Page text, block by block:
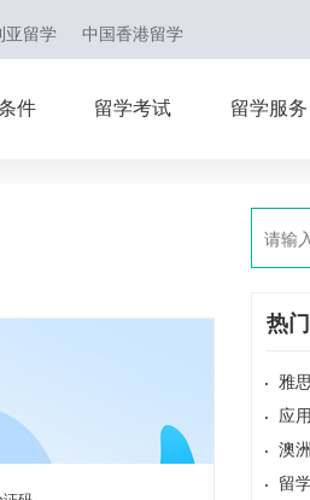
亚留学 中国香港留学
件 留学考试 留学服务
热
· 雅
· 应
· 澳
· 留